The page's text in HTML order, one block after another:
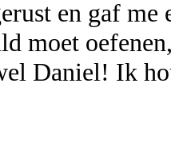
en gaf
moet
Daniel! Ik